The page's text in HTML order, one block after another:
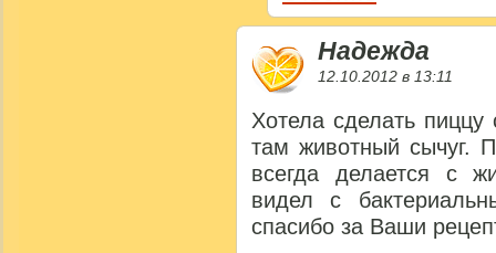
Надежда
12.10.2012 в 13:11
Хотела сделать
там животный сычуг.
всегда делается с
видел с
спасибо за Ваши